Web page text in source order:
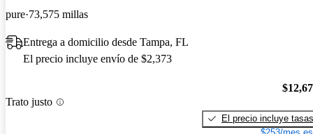
pure 73,575 millas
Entrega a domicilio desde Tampa, FL
El precio incluye envío de $2,373
Trato justo
El precio incluye tasas